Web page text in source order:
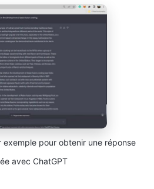
exemple pour obtenir une réponse
avec ChatGPT